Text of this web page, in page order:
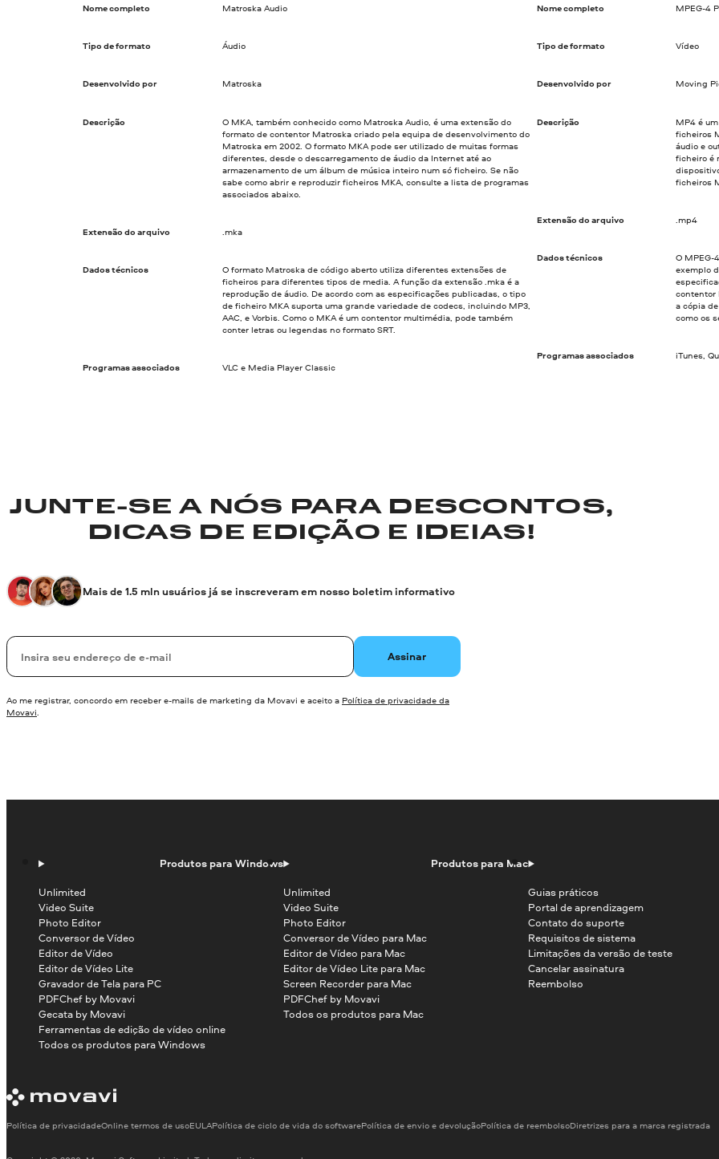
Nome completo Matroska Audio
Tipo de formato Áudio
Desenvolvido por Matroska
Descrição
O MKA, também conhecido como Matroska Audio, é uma extensão do
formato de contentor Matroska criado pela equipa de desenvolvimento do
Matroska em 2002. O formato MKA pode ser utilizado de muitas formas
diferentes, desde o descarregamento de áudio da Internet até ao
armazenamento de um álbum de música inteiro num só ficheiro. Se não
sabe como abrir e reproduzir ficheiros MKA, consulte a lista de programas
associados abaixo.
Extensão do arquivo .mka
Dados técnicos
O formato Matroska de código aberto utiliza diferentes extensões de
ficheiros para diferentes tipos de media. A função da extensão .mka é a
reprodução de áudio. De acordo com as especificações publicadas, o tipo
de ficheiro MKA suporta uma grande variedade de codecs, incluindo MP3,
AAC, e Vorbis. Como o MKA é um contentor multimédia, pode também
conter letras ou legendas no formato SRT.
Programas associados VLC e Media Player Classic
Nome completo MPEG-4
Tipo de formato Vídeo
Desenvolvido por Moving
Descrição
MP4 é
ficheiros
áudio e
ficheiro é
ficheiros
Extensão do arquivo .mp4
Dados técnicos
O MPEG-
exemplo
contentor
a cópia
como os
Programas associados iTunes,
JUNTE-SE A NÓS PARA DESCONTOS,
DICAS DE EDIÇÃO E IDEIAS!
Mais de 1.5 mln usuários já se inscreveram em nosso boletim informativo
Seu e-mail Assinar
Ao me registrar, concordo em receber e-mails de marketing da Movavi e aceito a Política de privacidade da
Movavi.
Produtos para Windows
Unlimited
Video Suite
Photo Editor
Conversor de Vídeo
Editor de Vídeo
Editor de Vídeo Lite
Gravador de Tela para PC
PDFChef by Movavi
Gecata by Movavi
Ferramentas de edição de vídeo online
Todos os produtos para Windows
Produtos para Mac
Unlimited
Video Suite
Photo Editor
Conversor de Vídeo para Mac
Editor de Vídeo para Mac
Editor de Vídeo Lite para Mac
Screen Recorder para Mac
PDFChef by Movavi
Todos os produtos para Mac
Guias práticos
Portal de aprendizagem
Contato do suporte
Requisitos de sistema
Limitações da versão de teste
Cancelar assinatura
Reembolso
Política de privacidadeOnline termos de usoEULAPolítica de ciclo de vida do softwarePolítica de envio e devoluçãoPolítica de reembolsoDiretrizes para a marca registrada